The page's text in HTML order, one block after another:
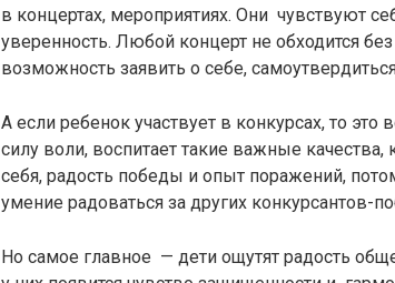
в концертах, мероприятиях. Они чувствуют
уверенность. Любой концерт не обходится
возможность заявить о себе,
А если ребенок участвует в конкурсах, то
силу воли, воспитает такие важные
себя, радость победы и опыт поражений,
умение радоваться за других конкурсантов-
Но самое главное — дети ощутят радость